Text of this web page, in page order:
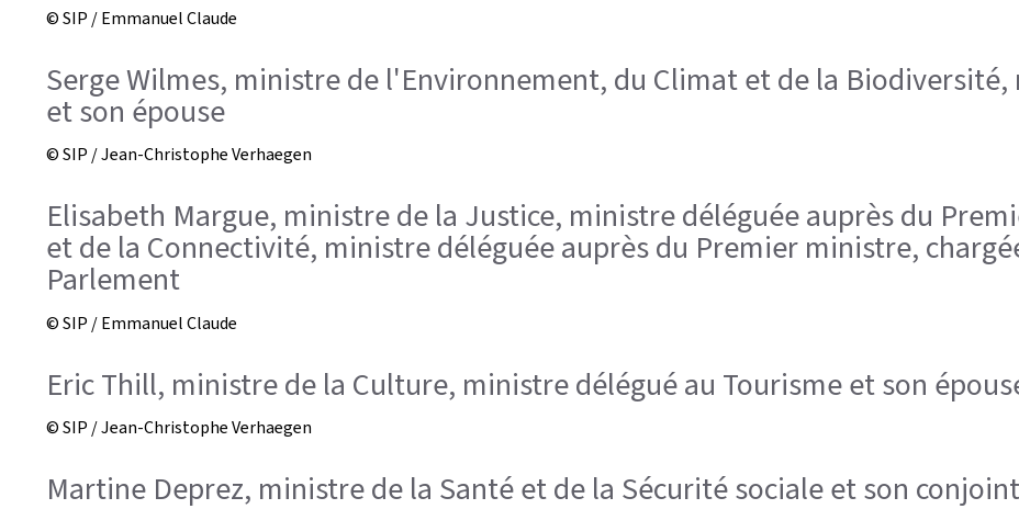
© SIP / Emmanuel Claude
Serge Wilmes, ministre de l'Environnement, du Climat et de la
et son épouse
© SIP / Jean-Christophe Verhaegen
Elisabeth Margue, ministre de la Justice, ministre déléguée auprès du
et de la Connectivité, ministre déléguée auprès du Premier ministre,
Parlement
© SIP / Emmanuel Claude
Eric Thill, ministre de la Culture, ministre délégué au Tourisme et son
© SIP / Jean-Christophe Verhaegen
Martine Deprez, ministre de la Santé et de la Sécurité sociale et son conjoint